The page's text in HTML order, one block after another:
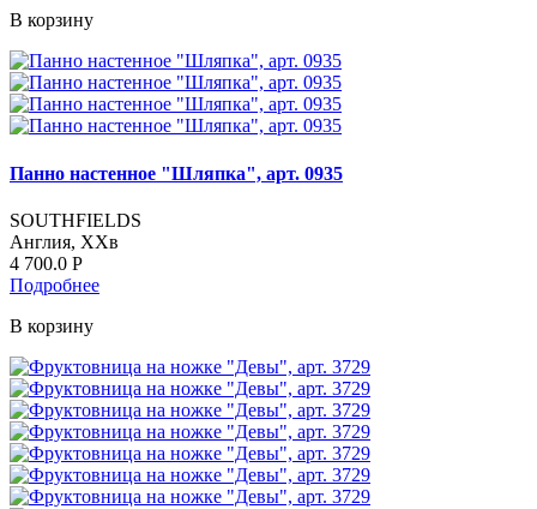
В корзину
Панно настенное "Шляпка", арт. 0935
SOUTHFIELDS
Англия, ХХв
4 700.0 Р
Подробнее
В корзину